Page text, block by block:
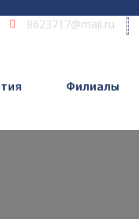
8623717@mail.ru
Филиалы